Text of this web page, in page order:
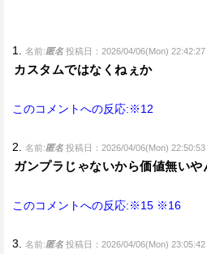
1. 名前:匿名 投稿日：2026/04/06(Mon) 22:42:27
カスタムではなくねぇか
このコメントへの反応:※12
2. 名前:匿名 投稿日：2026/04/06(Mon) 22:50:53
ガンプラじゃないから価値無いや
このコメントへの反応:※15 ※16
3. 名前:匿名 投稿日：2026/04/06(Mon) 23:05:42